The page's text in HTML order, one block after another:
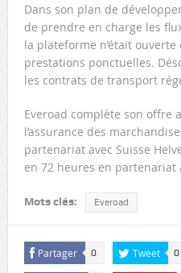
Dans son plan de
de prendre en charge les
la plateforme n’était
prestations ponctuelles.
les contrats de transport
Everoad complète son offre
l’assurance des
partenariat avec Suisse
en 72 heures en partenariat
Mots clés: Everoad
Partager 0 Tweet 0